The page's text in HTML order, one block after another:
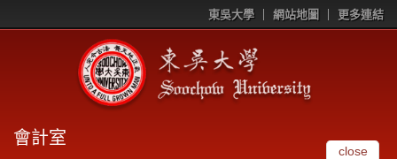
東吳大學 網站地圖 更多連結
會計室
close